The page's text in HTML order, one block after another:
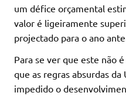
um défice orçamental
valor é ligeiramente
projectado para o ano
Para se ver que este não
que as regras absurdas
impedido o